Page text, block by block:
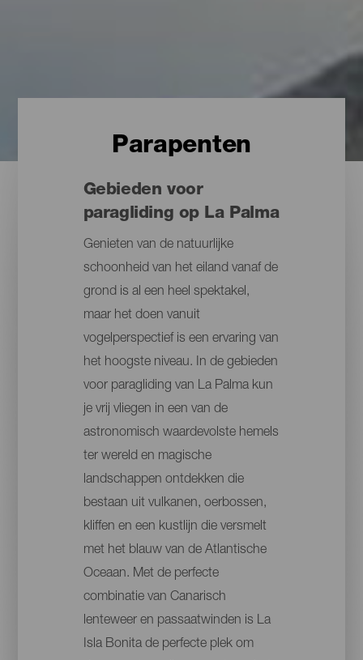
Parapenten
Gebieden voor
paragliding op La Palma
Genieten van de natuurlijke
schoonheid van het eiland vanaf de
grond is al een heel spektakel,
maar het doen vanuit
vogelperspectief is een ervaring van
het hoogste niveau. In de gebieden
voor paragliding van La Palma kun
je vrij vliegen in een van de
astronomisch waardevolste hemels
ter wereld en magische
landschappen ontdekken die
bestaan uit vulkanen, oerbossen,
kliffen en een kustlijn die versmelt
met het blauw van de Atlantische
Oceaan. Met de perfecte
combinatie van Canarisch
lenteweer en passaatwinden is La
Isla Bonita de perfecte plek om